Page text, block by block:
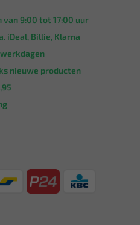
van 9:00 tot 17:00 uur
iDeal, Billie, Klarna
nieuwe producten